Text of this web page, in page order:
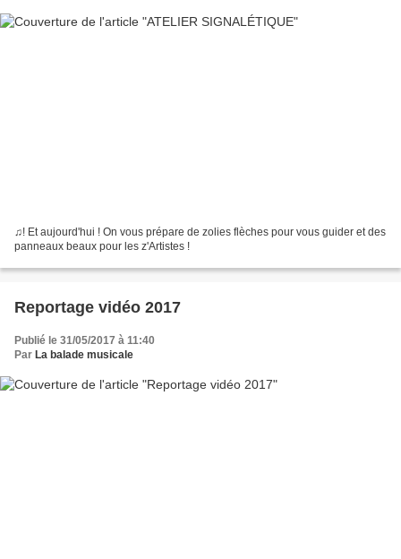
♫! Et aujourd'hui ! On vous prépare de zolies flèches pour vous guider et des
panneaux beaux pour les z'Artistes !
Reportage vidéo 2017
Publié le 31/05/2017 à 11:40
Par La balade musicale